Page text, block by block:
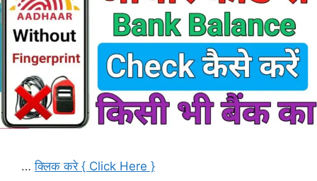
…क्लिक करे { Click Here }